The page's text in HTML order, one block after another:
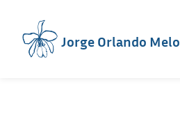
Jorge Orlando Melo